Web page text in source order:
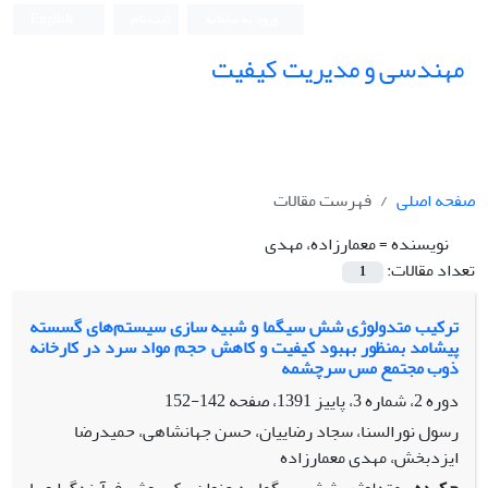
مهندسی و مدیریت کیفیت
صفحه اصلی
فهرست مقالات
نویسنده =معمارزاده، مهدی
تعداد مقالات:
1
ترکیب متدولوژی شش سیگما و شبیه سازی سیستم‌های گسسته
پیشامد بمنظور بهبود کیفیت و کاهش حجم مواد سرد در کارخانه
ذوب مجتمع مس سرچشمه
دوره 2، شماره 3، پاییز 1391، صفحه
142-152
رسول نورالسنا، سجاد رضاییان، حسن جهانشاهی، حمیدرضا
ایزدبخش، مهدی معمارزاده